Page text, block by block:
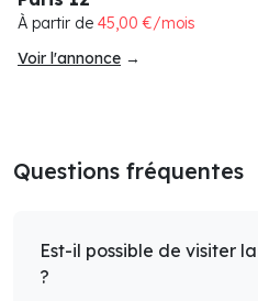
À partir de 45,00 €/mois
Voir l'annonce →
Questions fréquentes
Est-il possible de visiter
?